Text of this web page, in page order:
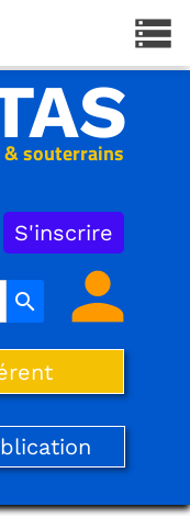
& souterrains
search person
storage